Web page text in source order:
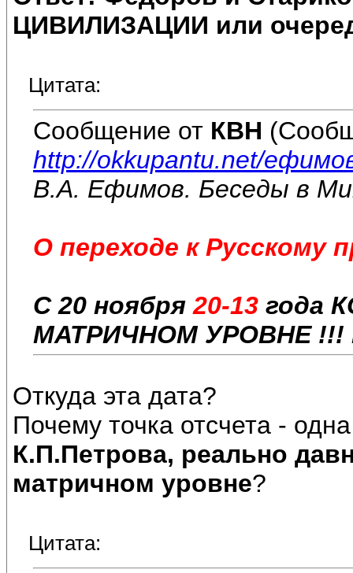
ЦИВИЛИЗАЦИИ или
Цитата:
Сообщение от КВН
http://okkupantu.net/
В.А. Ефимов. Беседы в
О переходе к Русскому
С 20 ноября20-13 года
МАТРИЧНОМ УРОВНЕ !!!
Откуда эта дата?
Почему точка отсчета -
К.П.Петрова, реально
матричном уровне?
Цитата: